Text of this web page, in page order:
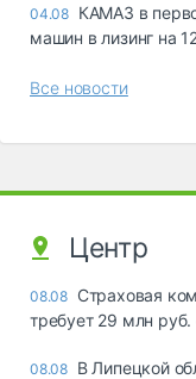
04.08 КАМАЗ в
машин в лизинг на
Все новости
Центр
08.08 Страховая
требует 29 млн руб.
08.08 В Липецкой